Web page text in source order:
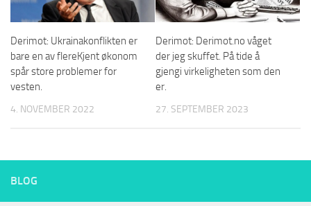
Derimot: Ukrainakonflikten er
bare en av flereKjent økonom
spår store problemer for
vesten.
4. NOVEMBER 2022
Derimot: Derimot.no våget
der jeg skuffet. På tide å
gjengi virkeligheten som den
er.
27. SEPTEMBER 2023
BLOG